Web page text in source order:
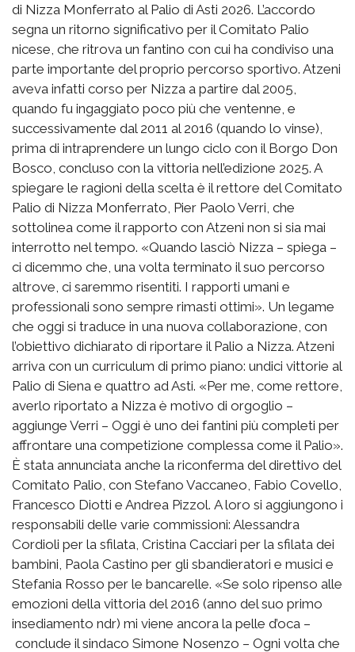
di Nizza Monferrato al Palio di Asti 2026. L’accordo
segna un ritorno significativo per il Comitato Palio
nicese, che ritrova un fantino con cui ha condiviso una
parte importante del proprio percorso sportivo. Atzeni
aveva infatti corso per Nizza a partire dal 2005,
quando fu ingaggiato poco più che ventenne, e
successivamente dal 2011 al 2016 (quando lo vinse),
prima di intraprendere un lungo ciclo con il Borgo Don
Bosco, concluso con la vittoria nell’edizione 2025. A
spiegare le ragioni della scelta è il rettore del Comitato
Palio di Nizza Monferrato, Pier Paolo Verri, che
sottolinea come il rapporto con Atzeni non si sia mai
interrotto nel tempo. «Quando lasciò Nizza – spiega –
ci dicemmo che, una volta terminato il suo percorso
altrove, ci saremmo risentiti. I rapporti umani e
professionali sono sempre rimasti ottimi». Un legame
che oggi si traduce in una nuova collaborazione, con
l’obiettivo dichiarato di riportare il Palio a Nizza. Atzeni
arriva con un curriculum di primo piano: undici vittorie al
Palio di Siena e quattro ad Asti. «Per me, come rettore,
averlo riportato a Nizza è motivo di orgoglio –
aggiunge Verri – Oggi è uno dei fantini più completi per
affrontare una competizione complessa come il Palio».
È stata annunciata anche la riconferma del direttivo del
Comitato Palio, con Stefano Vaccaneo, Fabio Covello,
Francesco Diotti e Andrea Pizzol. A loro si aggiungono i
responsabili delle varie commissioni: Alessandra
Cordioli per la sfilata, Cristina Cacciari per la sfilata dei
bambini, Paola Castino per gli sbandieratori e musici e
Stefania Rosso per le bancarelle. «Se solo ripenso alle
emozioni della vittoria del 2016 (anno del suo primo
insediamento ndr) mi viene ancora la pelle d’oca –
conclude il sindaco Simone Nosenzo – Ogni volta che